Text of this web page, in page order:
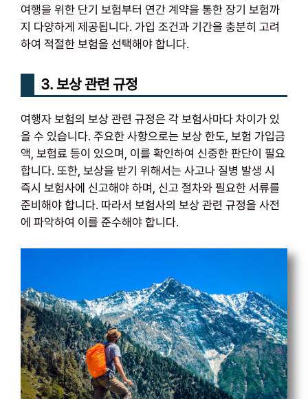
여행을 위한 단기 보험부터 연간 계약을 통한 장기 보험까
지 다양하게 제공됩니다. 가입 조건과 기간을 충분히 고려
하여 적절한 보험을 선택해야 합니다.
3. 보상 관련 규정
여행자 보험의 보상 관련 규정은 각 보험사마다 차이가 있
을 수 있습니다. 주요한 사항으로는 보상 한도, 보험 가입금
액, 보험료 등이 있으며, 이를 확인하여 신중한 판단이 필요
합니다. 또한, 보상을 받기 위해서는 사고나 질병 발생 시
즉시 보험사에 신고해야 하며, 신고 절차와 필요한 서류를
준비해야 합니다. 따라서 보험사의 보상 관련 규정을 사전
에 파악하여 이를 준수해야 합니다.